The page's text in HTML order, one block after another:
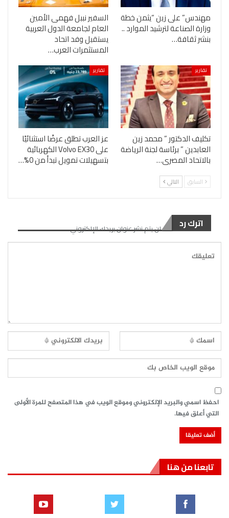
مهندس” على زين “يثمن خطة
وزارة الصناعة لترشيد الموارد ..
بنشر ثقافة…
السفير نببل فهمى الأمين
العام لجامعة الدول العربية
يستقبل وفد اتحاد
المستثمرات العرب…
تقارير
تكليف الدكتور ” محمد زين
العابدين ” برئاسة لجنة الرياضة
بالاتحاد المصرى…
تقارير
عز العرب تطلق عرضًا استثنائيًا
على Volvo EX30 الكهربائية
بتسهيلات تمويل تبدأ من 0%…
السابق التالي
اترك رد لن يتم نشر عنوان بريدك الإلكتروني.
احفظ اسمي والبريد الإلكتروني وموقع الويب في هذا المتصفح للمرة الأولى
التي أعلق فيها.
تابعنا من هنا